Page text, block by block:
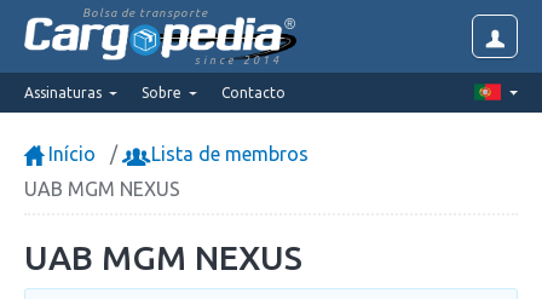
Bolsa de transporte
since 2014
Assinaturas Sobre Contacto
Início
Lista de membros
UAB MGM NEXUS
UAB MGM NEXUS